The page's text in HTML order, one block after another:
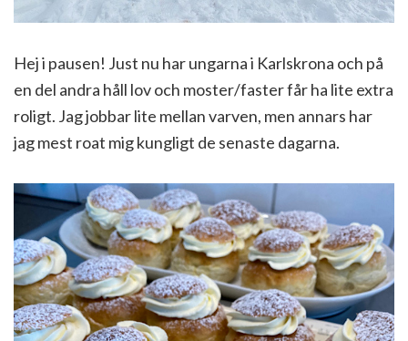
Hej i pausen! Just nu har ungarna i Karlskrona och på
en del andra håll lov och moster/faster får ha lite extra
roligt. Jag jobbar lite mellan varven, men annars har
jag mest roat mig kungligt de senaste dagarna.